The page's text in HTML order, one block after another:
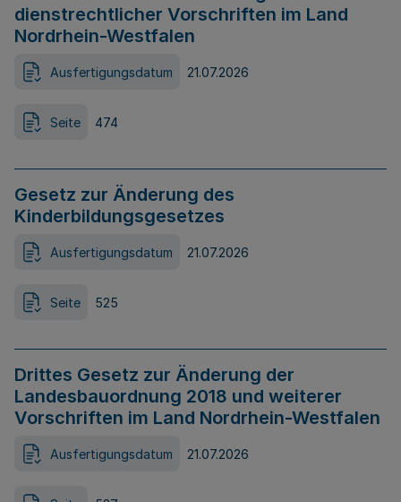
dienstrechtlicher Vorschriften im Land
Nordrhein-Westfalen
Ausfertigungsdatum 21.07.2026
Seite 474
Gesetz zur Änderung des
Kinderbildungsgesetzes
Ausfertigungsdatum 21.07.2026
Seite 525
Drittes Gesetz zur Änderung der
Landesbauordnung 2018 und weiterer
Vorschriften im Land Nordrhein-Westfalen
Ausfertigungsdatum 21.07.2026